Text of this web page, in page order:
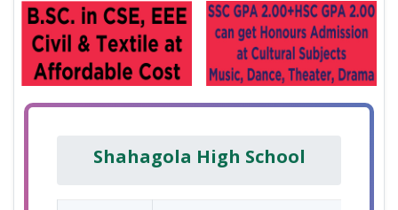
Shahagola High School